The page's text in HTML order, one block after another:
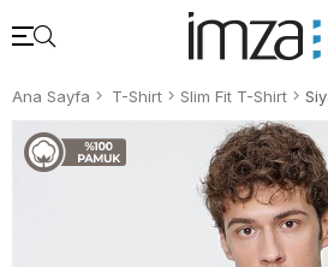
Ana Sayfa T-Shirt Slim Fit T-Shirt